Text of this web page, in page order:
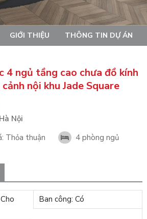
GIỚI THIỆU THÔNG TIN DỰ ÁN
4 ngủ tầng cao chưa đồ kính
nội khu Jade Square
Nội
Thỏa thuận
4 phòng ngủ
Ban công: Có